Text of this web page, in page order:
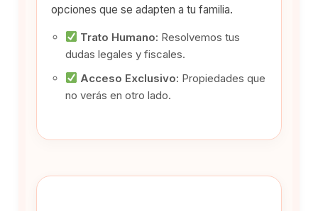
opciones que se adapten a tu familia.
Trato Humano: Resolvemos tus
dudas legales y fiscales.
Acceso Exclusivo: Propiedades que
no verás en otro lado.